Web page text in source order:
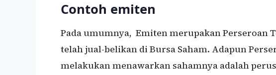
Contoh emiten
Pada umumnya, Emiten merupakan Perseroan
telah jual-belikan di Bursa Saham. Adapun
melakukan menawarkan sahamnya adalah